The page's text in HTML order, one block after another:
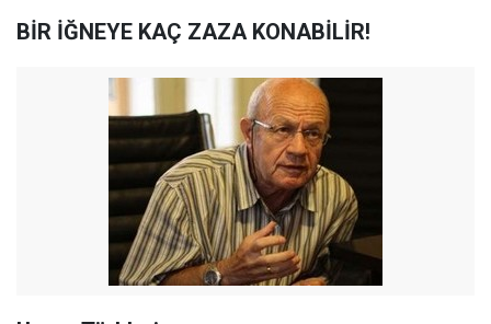
BİR İĞNEYE KAÇ ZAZA KONABİLİR!